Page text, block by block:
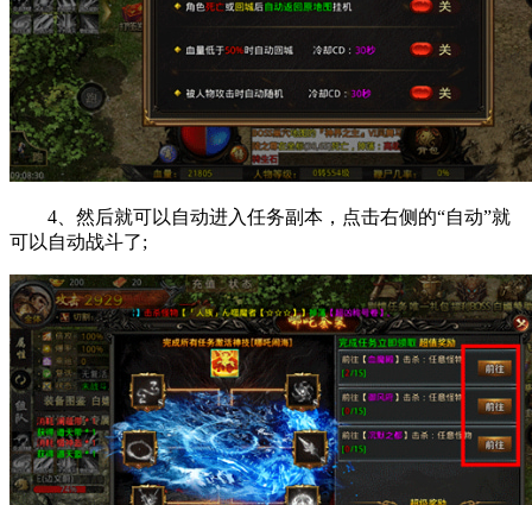
4、然后就可以自动进入任务副本，点击右侧的“自动”就
可以自动战斗了;